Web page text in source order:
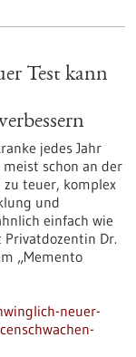
Test kann
jedes Jahr
schon an der
teuer, komplex
und
einfach wie
Dr.
„Memento
neuer-